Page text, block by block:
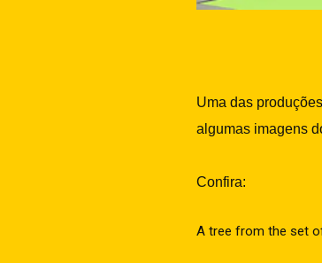
Uma das
algumas imagens
Confira:
A tree from the set